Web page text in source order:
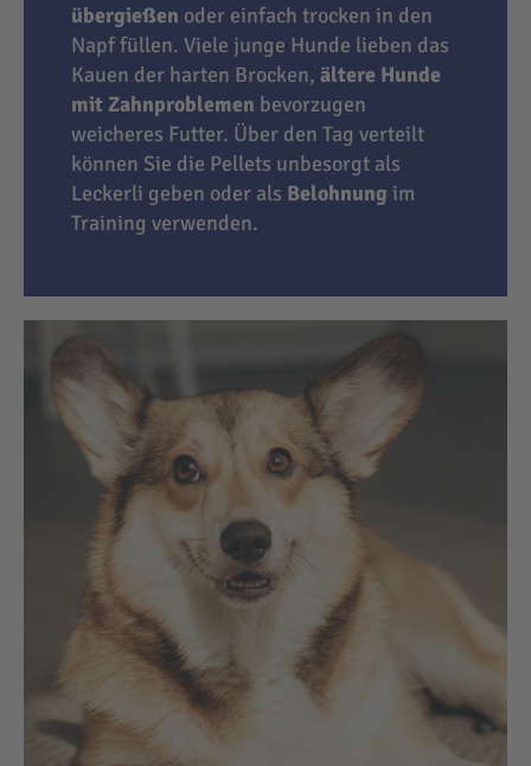
übergießen oder einfach trocken in den
Napf füllen. Viele junge Hunde lieben das
Kauen der harten Brocken, ältere Hunde
mit Zahnproblemen bevorzugen
weicheres Futter. Über den Tag verteilt
können Sie die Pellets unbesorgt als
Leckerli geben oder als Belohnung im
Training verwenden.